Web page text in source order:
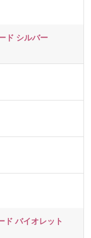
ド シルバー
ド バイオレット